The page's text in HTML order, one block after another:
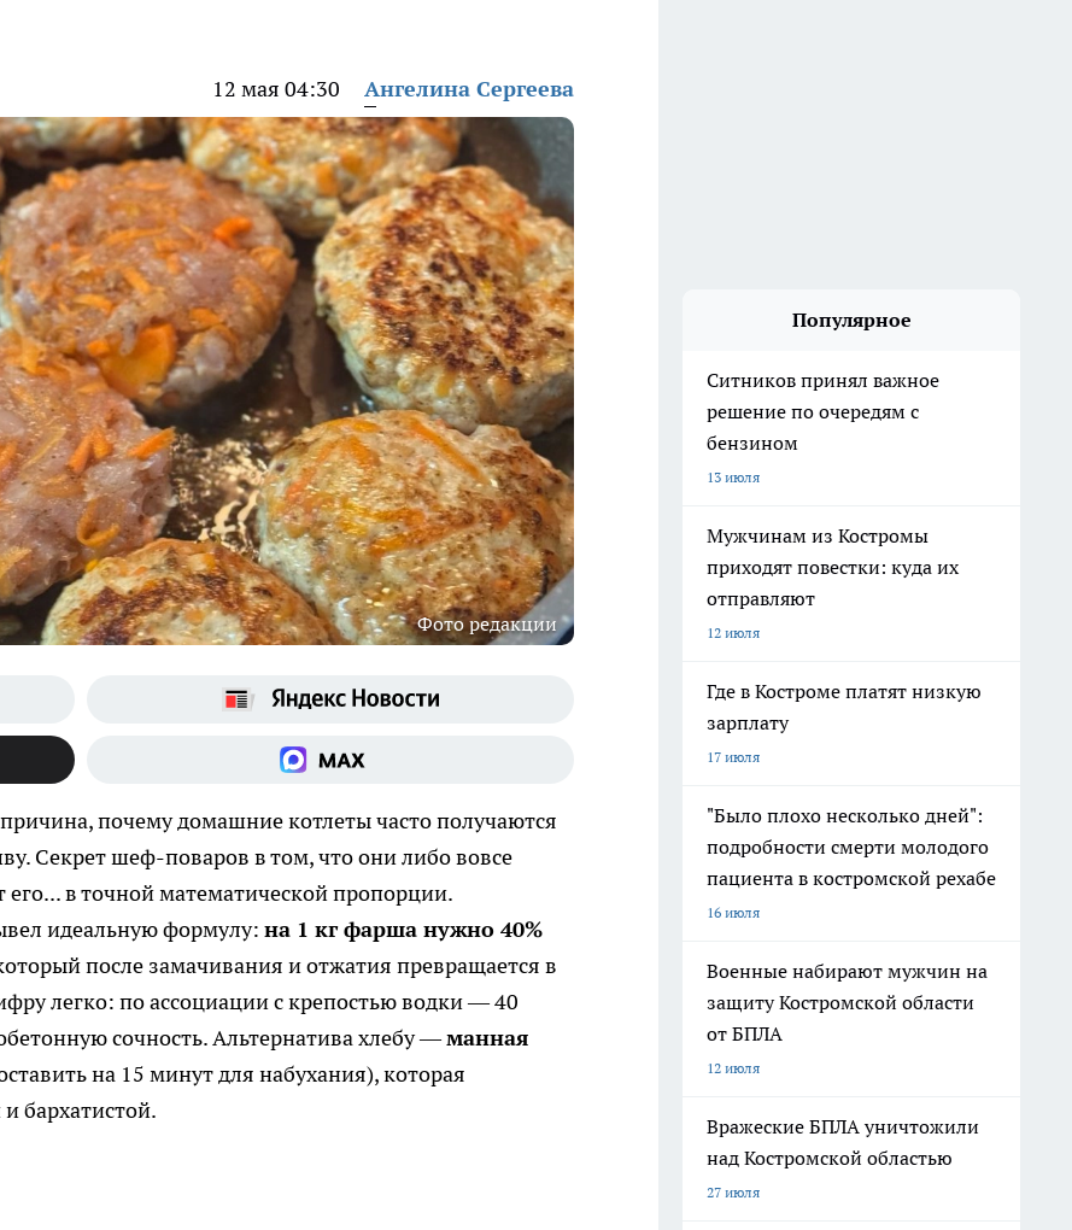
12 мая 04:30 Ангелина Сергеева
Фото редакции
почему домашние котлеты часто получаются
Секрет шеф-поваров в том, что они либо вовсе
в точной математической пропорции.
идеальную формулу: на 1 кг фарша нужно 40%
после замачивания и отжатия превращается в
легко: по ассоциации с крепостью водки — 40
сочность. Альтернатива хлебу —манная
на 15 минут для набухания), которая
бархатистой.
Популярное
Ситников принял важное
решение по очередям с
бензином
13 июля
Мужчинам из Костромы
приходят повестки: куда их
отправляют
12 июля
Где в Костроме платят низкую
зарплату
17 июля
"Было плохо несколько дней":
подробности смерти молодого
пациента в костромской рехабе
16 июля
Военные набирают мужчин на
защиту Костромской области
от БПЛА
12 июля
Вражеские БПЛА уничтожили
над Костромской областью
27 июля